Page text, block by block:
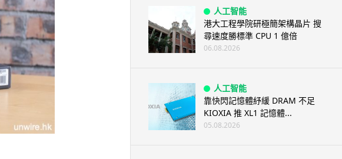
人工智能
港大工程學院研極簡架構晶片 搜
尋速度勝標準 CPU 1 億倍
06.08.2026
人工智能
靠快閃記憶體紓緩 DRAM 不足
KIOXIA 推 XL1 記憶體...
05.08.2026